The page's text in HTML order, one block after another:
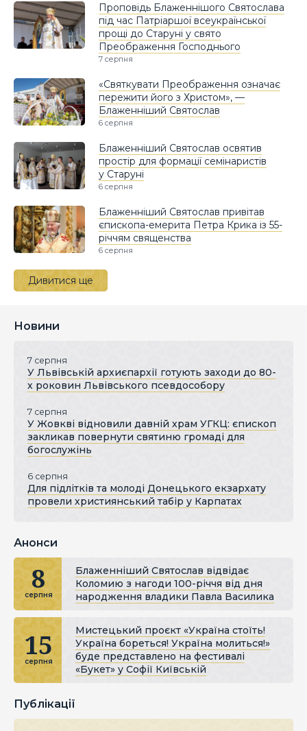
Проповідь Блаженнішого Святослава
під час Патріаршої всеукраїнської
прощі до Старуні у свято
Преображення Господнього
7 серпня
«Святкувати Преображення означає
пережити його з Христом», —
Блаженніший Святослав
6 серпня
Блаженніший Святослав освятив
простір для формації семінаристів
у Старуні
6 серпня
Блаженніший Святослав привітав
єпископа-емерита Петра Крика із 55-
річчям священства
6 серпня
Дивитися ще
Новини
7 серпня
У Львівській архиєпархії готують заходи до 80-
х роковин Львівського псевдособору
7 серпня
У Жовкві відновили давній храм УГКЦ: єпископ
закликав повернути святиню громаді для
богослужінь
6 серпня
Для підлітків та молоді Донецького екзархату
провели християнський табір у Карпатах
Анонси
8
серпня
Блаженніший Святослав відвідає
Коломию з нагоди 100-річчя від дня
народження владики Павла Василика
15
серпня
Мистецький проєкт «Україна стоїть!
Україна бореться! Україна молиться!»
буде представлено на фестивалі
«Букет» у Софії Київській
Публікації